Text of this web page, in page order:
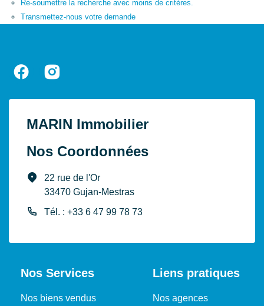
Re-soumettre la recherche avec moins de critères.
Transmettez-nous votre demande
MARIN Immobilier
Nos Coordonnées
22 rue de l'Or
33470 Gujan-Mestras
Tél. : +33 6 47 99 78 73
Nos Services
Nos biens vendus
Liens pratiques
Nos agences